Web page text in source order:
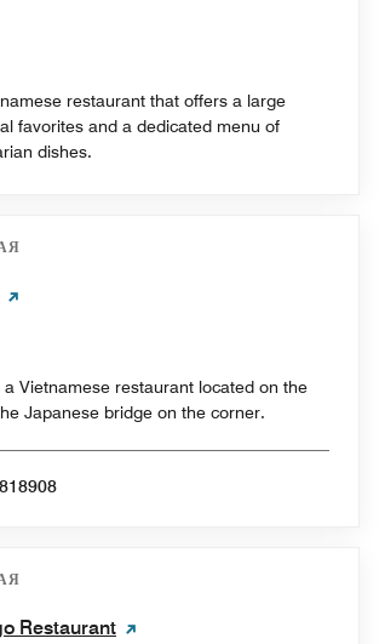
restaurant that offers a large
favorites and a dedicated menu of
dishes.
a Vietnamese restaurant located on the
Japanese bridge on the corner.
Restaurant